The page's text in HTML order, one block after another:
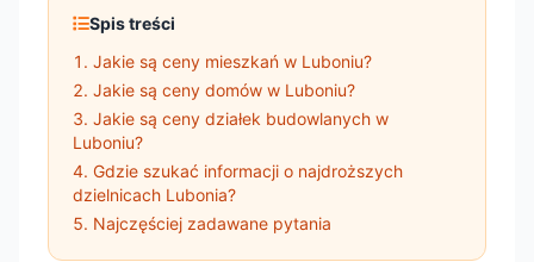
Spis treści
Jakie są ceny mieszkań w Luboniu?
Jakie są ceny domów w Luboniu?
Jakie są ceny działek budowlanych w
Luboniu?
Gdzie szukać informacji o najdroższych
dzielnicach Lubonia?
Najczęściej zadawane pytania